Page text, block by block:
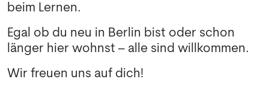
beim Lernen.
Egal ob du neu in Berlin bist oder schon
länger hier wohnst – alle sind willkommen.
Wir freuen uns auf dich!